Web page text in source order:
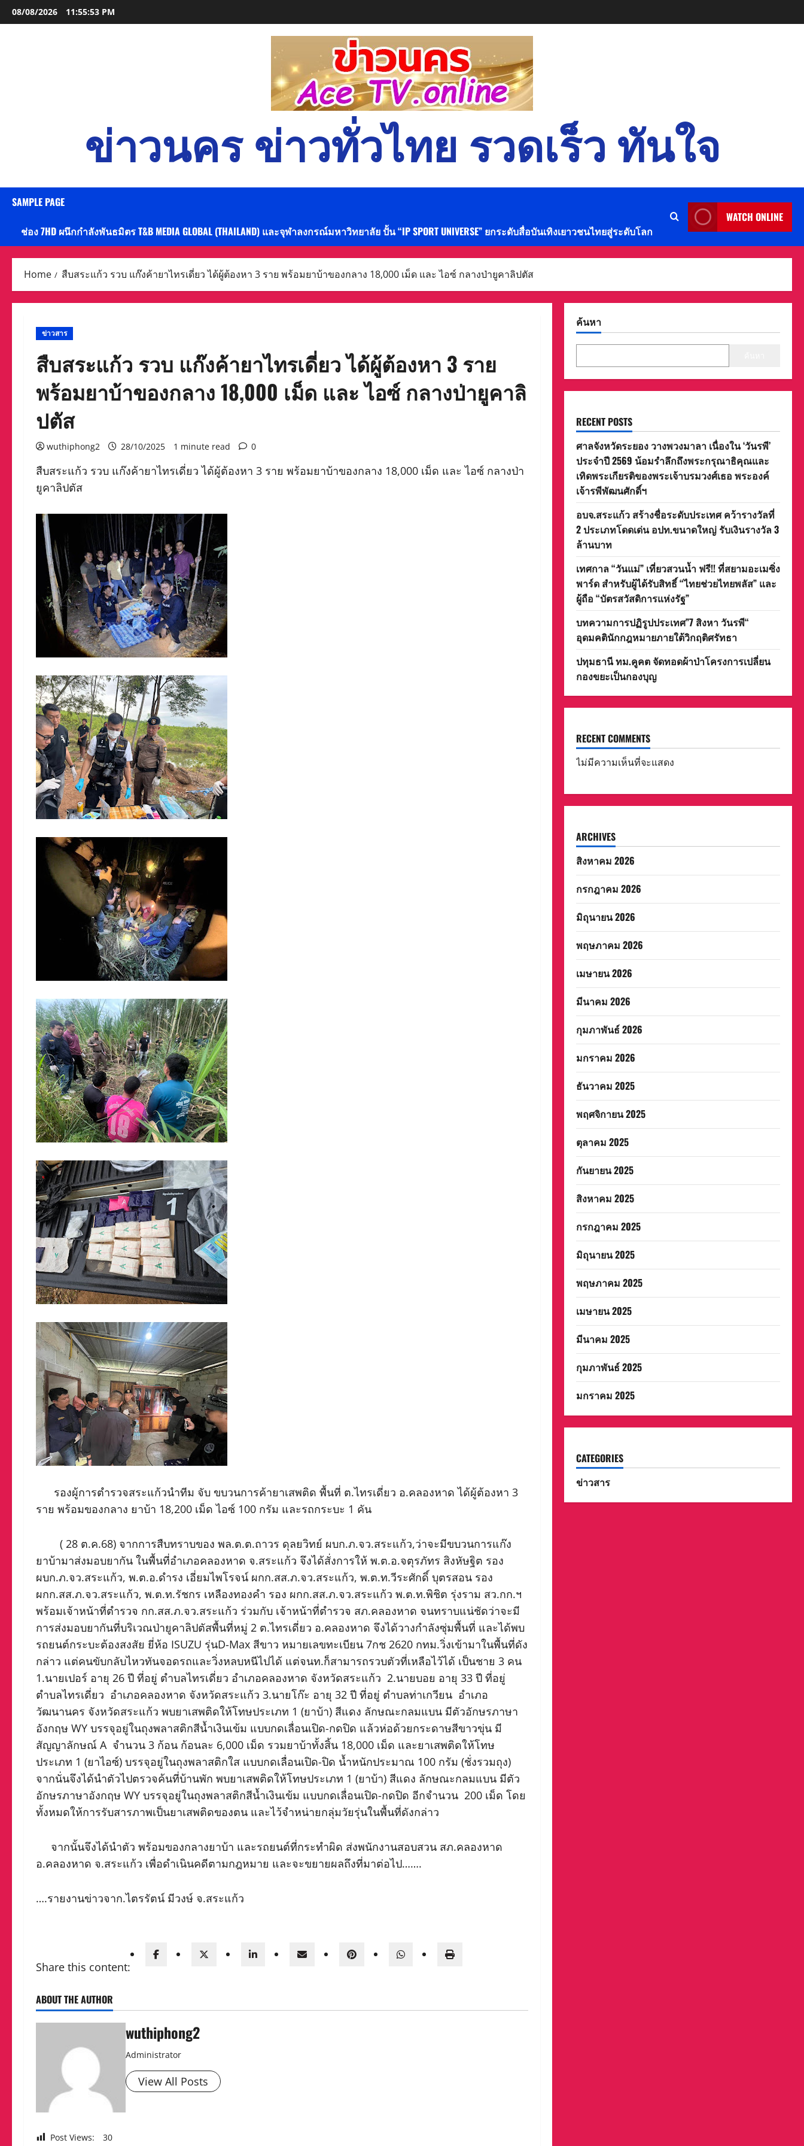
Skip
to
08/08/2026 11:55:54 PM
ข่าวนคร ข่าวทั่วไทย รวดเร็ว ทันใจ
SAMPLE PAGE
ช่อง 7HD ผนึกกำลังพันธมิตร T&B MEDIA GLOBAL (THAILAND) และจุฬาลงกรณ์มหาวิทยาลัย ปั้น “IP SPORT UNIVERSE” ยกระดับสื่อบันเทิงเยาวชนไทยสู่ระดับโลก
WATCH ONLINE
Home สืบสระแก้ว รวบ แก๊งค้ายาไทรเดี่ยว ได้ผู้ต้องหา 3 ราย พร้อมยาบ้าของกลาง 18,000 เม็ด และ ไอซ์ กลางป่ายูคาลิปตัส
ข่าวสาร
สืบสระแก้ว รวบ แก๊งค้ายาไทรเดี่ยว ได้ผู้ต้องหา 3 ราย
พร้อมยาบ้าของกลาง 18,000 เม็ด และ ไอซ์ กลางป่ายูคาลิ
ปตัส
wuthiphong2 28/10/2025 1 minute read 0
สืบสระแก้ว รวบ แก๊งค้ายาไทรเดี่ยว ได้ผู้ต้องหา 3 ราย พร้อมยาบ้าของกลาง 18,000 เม็ด และ ไอซ์ กลางป่า
ยูคาลิปตัส
รองผู้การตำรวจสระแก้วนำทีม จับ ขบวนการค้ายาเสพติด พื้นที่ ต.ไทรเดี่ยว อ.คลองหาด ได้ผู้ต้องหา 3
ราย พร้อมของกลาง ยาบ้า 18,200 เม็ด ไอซ์ 100 กรัม และรถกระบะ 1 คัน
( 28 ต.ค.68) จากการสืบทราบของ พล.ต.ต.ถาวร ดุลยวิทย์ ผบก.ภ.จว.สระแก้ว,ว่าจะมีขบวนการแก๊ง
ยาบ้ามาส่งมอบยากัน ในพื้นที่อำเภอคลองหาด จ.สระแก้ว จึงได้สั่งการให้ พ.ต.อ.จตุรภัทร สิงหัษฐิต รอง
ผบก.ภ.จว.สระแก้ว, พ.ต.อ.ดำรง เอี่ยมไพโรจน์ ผกก.สส.ภ.จว.สระแก้ว, พ.ต.ท.วีระศักดิ์ บุตรสอน รอง
ผกก.สส.ภ.จว.สระแก้ว, พ.ต.ท.รัชกร เหลืองทองคำ รอง ผกก.สส.ภ.จว.สระแก้ว พ.ต.ท.พิชิต รุ่งราม สว.กก.ฯ
พร้อมเจ้าหน้าที่ตำรวจ กก.สส.ภ.จว.สระแก้ว ร่วมกับ เจ้าหน้าที่ตำรวจ สภ.คลองหาด จนทราบแน่ชัดว่าจะมี
การส่งมอบยากันที่บริเวณป่ายูคาลิปตัสพื้นที่หมู่ 2 ต.ไทรเดี่ยว อ.คลองหาด จึงได้วางกำลังซุ่มพื้นที่ และได้พบ
รถยนต์กระบะต้องสงสัย ยี่ห้อ ISUZU รุ่นD-Max สีขาว หมายเลขทะเบียน 7กช 2620 กทม.วิ่งเข้ามาในพื้นที่ดัง
กล่าว แต่คนขับกลับไหวทันจอดรถและวิ่งหลบหนีไปได้ แต่จนท.ก็สามารถรวบตัวที่เหลือไว้ได้ เป็นชาย 3 คน
1.นายเปอร์ อายุ 26 ปี ที่อยู่ ตำบลไทรเดี่ยว อำเภอคลองหาด จังหวัดสระแก้ว 2.นายบอย อายุ 33 ปี ที่อยู่
ตำบลไทรเดี่ยว อำเภอคลองหาด จังหวัดสระแก้ว 3.นายโก๊ะ อายุ 32 ปี ที่อยู่ ตำบลท่าเกวียน อำเภอ
วัฒนานคร จังหวัดสระแก้ว พบยาเสพติดให้โทษประเภท 1 (ยาบ้า) สีแดง ลักษณะกลมแบน มีตัวอักษรภาษา
อังกฤษ WY บรรจุอยู่ในถุงพลาสติกสีน้ำเงินเข้ม แบบกดเลื่อนเปิด-กดปิด แล้วห่อด้วยกระดาษสีขาวขุ่น มี
สัญญาลักษณ์ A จำนวน 3 ก้อน ก้อนละ 6,000 เม็ด รวมยาบ้าทั้งสิ้น 18,000 เม็ด และยาเสพติดให้โทษ
ประเภท 1 (ยาไอซ์) บรรจุอยู่ในถุงพลาสติกใส แบบกดเลื่อนเปิด-ปิด น้ำหนักประมาณ 100 กรัม (ชั่งรวมถุง)
จากนั่นจึงได้นำตัวไปตรวจค้นที่บ้านพัก พบยาเสพติดให้โทษประเภท 1 (ยาบ้า) สีแดง ลักษณะกลมแบน มีตัว
อักษรภาษาอังกฤษ WY บรรจุอยู่ในถุงพลาสติกสีน้ำเงินเข้ม แบบกดเลื่อนเปิด-กดปิด อีกจำนวน 200 เม็ด โดย
ทั้งหมดให้การรับสารภาพเป็นยาเสพติดของตน และไว้จำหน่ายกลุ่มวัยรุ่นในพื้นที่ดังกล่าว
จากนั้นจึงได้นำตัว พร้อมของกลางยาบ้า และรถยนต์ที่กระทำผิด ส่งพนักงานสอบสวน สภ.คลองหาด
อ.คลองหาด จ.สระแก้ว เพื่อดำเนินคดีตามกฎหมาย และจะขยายผลถึงที่มาต่อไป…….
….รายงานข่าวจาก.ไตรรัตน์ มีวงษ์ จ.สระแก้ว
Share this content:
ABOUT THE AUTHOR
wuthiphong2
Administrator
View All Posts
Post Views: 30
ค้นหา
RECENT POSTS
ศาลจังหวัดระยอง วางพวงมาลา เนื่องใน ‘วันรพี’
ประจำปี 2569 น้อมรำลึกถึงพระกรุณาธิคุณและ
เทิดพระเกียรติของพระเจ้าบรมวงศ์เธอ พระองค์
เจ้ารพีพัฒนศักดิ์ฯ
อบจ.สระแก้ว สร้างชื่อระดับประเทศ คว้ารางวัลที่
2 ประเภทโดดเด่น อปท.ขนาดใหญ่ รับเงินรางวัล 3
ล้านบาท
เทศกาล “วันแม่” เที่ยวสวนน้ำ ฟรี!! ที่สยามอะเมซิ่ง
พาร์ด สำหรับผู้ได้รับสิทธิ์ “ไทยช่วยไทยพลัส” และ
ผู้ถือ “บัตรสวัสดิการแห่งรัฐ”
บทความการปฏิรูปประเทศ”7 สิงหา วันรพี“
อุดมคตินักกฎหมายภายใต้วิกฤติศรัทธา
ปทุมธานี ทม.คูคต จัดทอดผ้าป่าโครงการเปลี่ยน
กองขยะเป็นกองบุญ
RECENT COMMENTS
ไม่มีความเห็นที่จะแสดง
ARCHIVES
สิงหาคม 2026
กรกฎาคม 2026
มิถุนายน 2026
พฤษภาคม 2026
เมษายน 2026
มีนาคม 2026
กุมภาพันธ์ 2026
มกราคม 2026
ธันวาคม 2025
พฤศจิกายน 2025
ตุลาคม 2025
กันยายน 2025
สิงหาคม 2025
กรกฎาคม 2025
มิถุนายน 2025
พฤษภาคม 2025
เมษายน 2025
มีนาคม 2025
กุมภาพันธ์ 2025
มกราคม 2025
CATEGORIES
ข่าวสาร